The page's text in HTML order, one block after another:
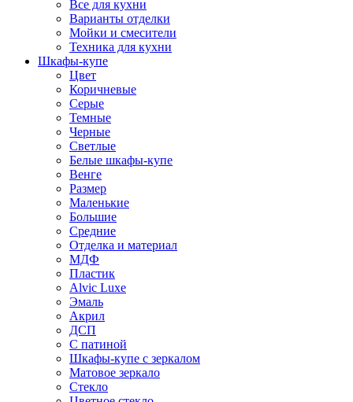
Все для кухни
Варианты отделки
Мойки и смесители
Техника для кухни
Шкафы-купе
Цвет
Коричневые
Серые
Темные
Черные
Светлые
Белые шкафы-купе
Венге
Размер
Маленькие
Большие
Средние
Отделка и материал
МДФ
Пластик
Alvic Luxe
Эмаль
Акрил
ДСП
С патиной
Шкафы-купе с зеркалом
Матовое зеркало
Стекло